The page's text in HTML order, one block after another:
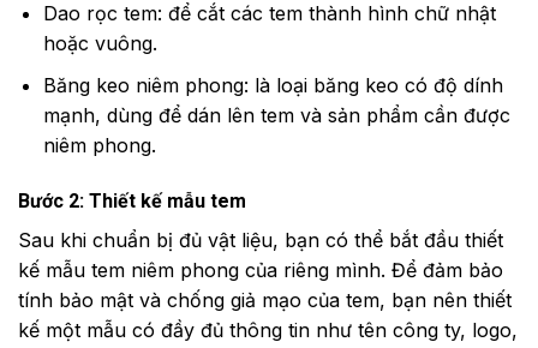
Dao rọc tem: để cắt các tem thành hình chữ nhật
hoặc vuông.
Băng keo niêm phong: là loại băng keo có độ dính
mạnh, dùng để dán lên tem và sản phẩm cần được
niêm phong.
Bước 2: Thiết kế mẫu tem
Sau khi chuẩn bị đủ vật liệu, bạn có thể bắt đầu thiết
kế mẫu tem niêm phong của riêng mình. Để đảm bảo
tính bảo mật và chống giả mạo của tem, bạn nên thiết
kế một mẫu có đầy đủ thông tin như tên công ty, logo,